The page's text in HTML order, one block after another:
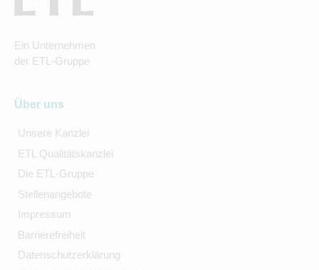
Ein Unternehmen
der ETL-Gruppe
Über uns
Unsere Kanzlei
ETL Qualitätskanzlei
Die ETL-Gruppe
Stellenangebote
Impressum
Barrierefreiheit
Datenschutzerklärung